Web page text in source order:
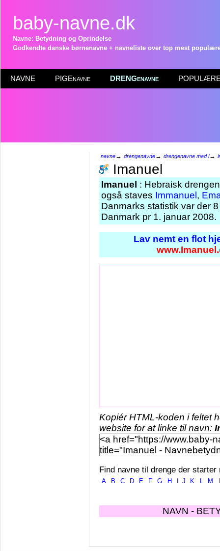
baby-navne.dk
Navne: Betydning og Oprindelse
Godkendte danske børnenavne + navneliste over top mest
NAVNE PIGEnavne DRENGenavne POPULÆRE
navne→ drengenavne→ drengenavne med i→
Imanuel
Imanuel : Hebraisk
også staves Immanuel ,
Danmarks statistik var der
Danmark pr 1. januar 2008.
Lav nemt en flot
Kopiér HTML-koden i feltet
website for at linke til navn:
Find navne til drenge der starter
A B C D E F G H J K L M
NAVN -